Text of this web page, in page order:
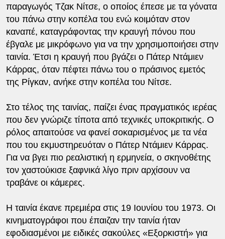
παραγωγός Τζακ Νίτσε, ο οποίος έπεσε με τα γόνατα
του πάνω στην κοπέλα του ενώ κοιμόταν στον
καναπέ, καταγράφοντας την κραυγή πόνου που
έβγαλε με μικρόφωνο για να την χρησιμοποιήσει στην
ταινία. Έτσι η κραυγή που βγάζει ο Πάτερ Ντάμιεν
Κάρρας, όταν πέφτει πάνω του ο πράσινος εμετός
της Ρίγκαν, ανήκε στην κοπέλα του Νίτσε.
Στο τέλος της ταινίας, παίζει ένας πραγματικός ιερέας
που δεν γνώριζε τίποτα από τεχνικές υποκριτικής. Ο
ρόλος απαιτούσε να φανεί σοκαρισμένος με τα νέα
που του εκμυστηρευόταν ο Πάτερ Ντάμιεν Κάρρας.
Για να βγει πιο ρεαλιστική η ερμηνεία, ο σκηνοθέτης
τον χαστούκισε ξαφνικά λίγο πριν αρχίσουν να
τραβάνε οι κάμερες.
Η ταινία έκανε πρεμιέρα στις 19 Ιουνίου του 1973. Οι
κινηματογράφοι που έπαιζαν την ταινία ήταν
εφοδιασμένοι με ειδικές σακούλες «Εξορκιστή» για